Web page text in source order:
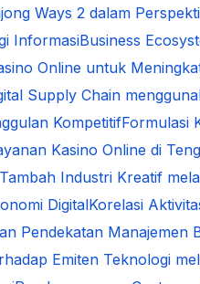
Ways 2 dalam
InformasiBusiness
Online untuk
Supply Chain
KompetitifFormulasi
Kasino Online di
Industri Kreatif
DigitalKorelasi
Pendekatan Manajemen
Emiten Teknologi